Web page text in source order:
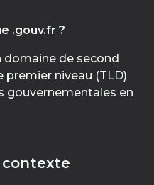
.gouv.fr ?
domaine de second
premier niveau (TLD)
gouvernementales en
contexte